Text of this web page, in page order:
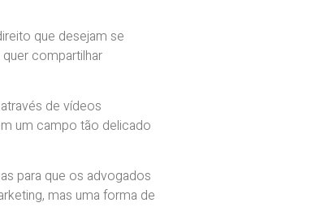
que desejam se
compartilhar
de vídeos
um campo tão delicado
para que os advogados
mas uma forma de